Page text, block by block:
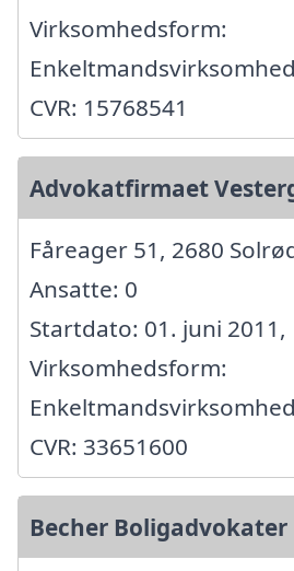
Virksomhedsform:
Enkeltmandsvirksomhed
CVR: 15768541
Advokatfirmaet
Fåreager 51, 2680
Ansatte: 0
Startdato: 01. juni 2011,
Virksomhedsform:
Enkeltmandsvirksomhed
CVR: 33651600
Becher Boligadvokater